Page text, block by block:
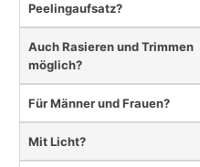
Peelingaufsatz?
Auch Rasieren und Trimmen
möglich?
Für Männer und Frauen?
Mit Licht?